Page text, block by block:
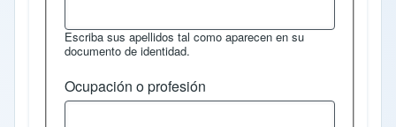
Escriba sus apellidos tal como aparecen en su
documento de identidad.
Ocupación o profesión